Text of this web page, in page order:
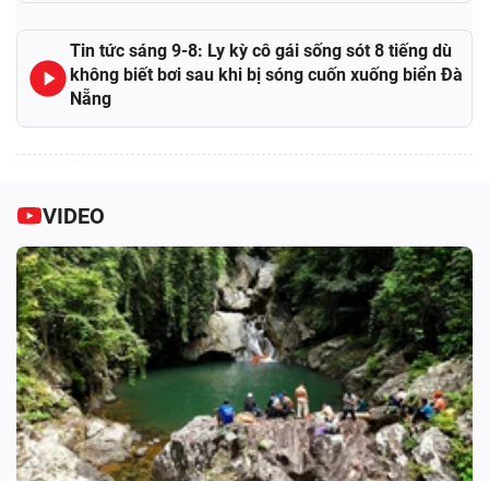
Tin tức sáng 9-8: Ly kỳ cô gái sống sót 8 tiếng dù
không biết bơi sau khi bị sóng cuốn xuống biển Đà
Nẵng
VIDEO